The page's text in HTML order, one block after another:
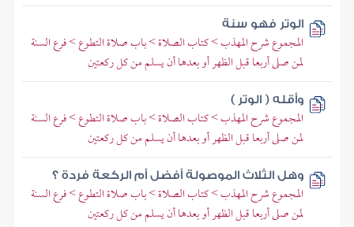
الوتر فهو سنة
المجموع شرح المهذب > كتاب الصلاة > باب صلاة التطوع > فرع السنة
لمن صلى أربعا قبل الظهر أو بعدها أن يسلم من كل ركعتين
وأقله ( الوتر )
المجموع شرح المهذب > كتاب الصلاة > باب صلاة التطوع > فرع السنة
لمن صلى أربعا قبل الظهر أو بعدها أن يسلم من كل ركعتين
وهل الثلاث الموصولة أفضل أم الركعة فردة ؟
المجموع شرح المهذب > كتاب الصلاة > باب صلاة التطوع > فرع السنة
لمن صلى أربعا قبل الظهر أو بعدها أن يسلم من كل ركعتين